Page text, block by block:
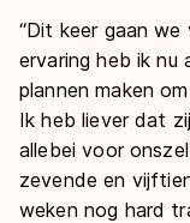
“Dit keer gaan
ervaring heb ik nu
plannen maken
Ik heb liever dat
allebei voor
zevende en
weken nog hard